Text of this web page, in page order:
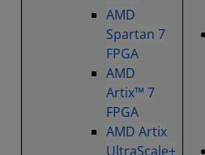
AMD
Spartan 7
FPGA
AMD
Artix™ 7
FPGA
AMD Artix
UltraScale+